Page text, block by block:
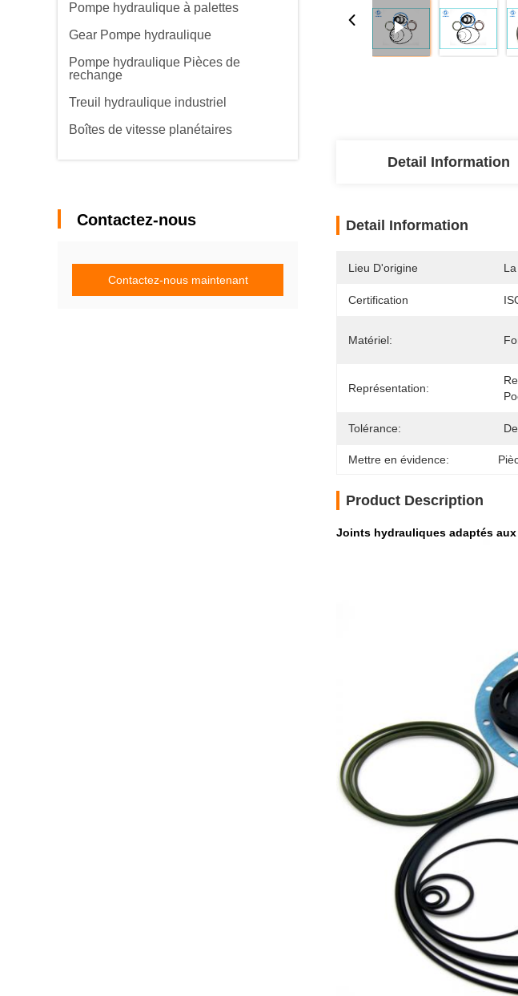
Pompe hydraulique à palettes
Gear Pompe hydraulique
Pompe hydraulique Pièces de
rechange
Treuil hydraulique industriel
Boîtes de vitesse planétaires
Contactez-nous
Contactez-nous maintenant
Detail Information
Detail Information
Lieu D'origine
Certification
Matériel:
Représentation:
Tolérance:
Mettre en évidence:
Product Description
Joints hydrauliques adaptés